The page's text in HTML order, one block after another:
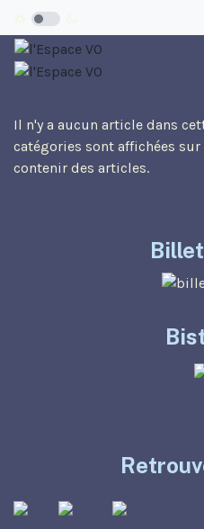
Il n'y a aucun article dans
catégories sont affichées
contenir des articles.